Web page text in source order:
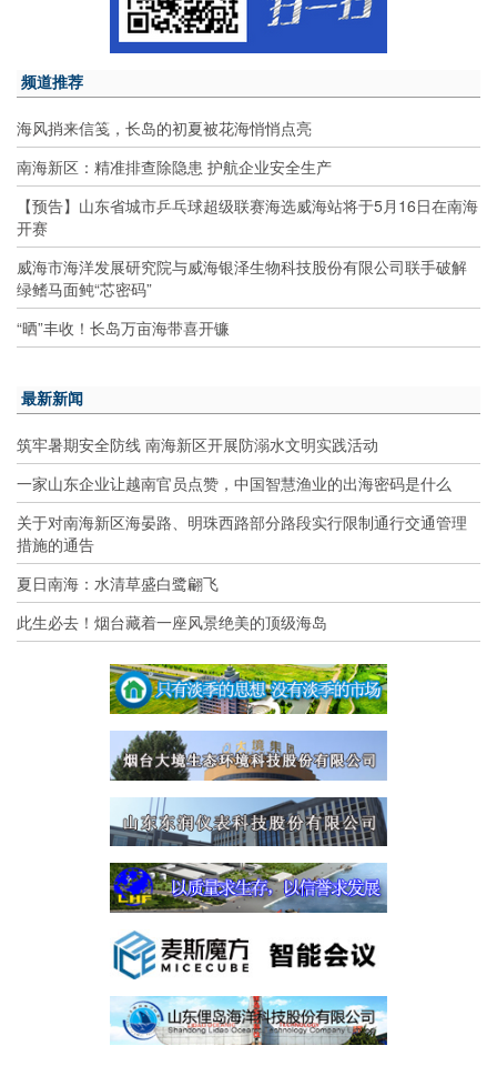
频道推荐
海风捎来信笺，长岛的初夏被花海悄悄点亮
南海新区：精准排查除隐患 护航企业安全生产
【预告】山东省城市乒乓球超级联赛海选威海站将于5月16日在南海
开赛
威海市海洋发展研究院与威海银泽生物科技股份有限公司联手破解
绿鳍马面鲀“芯密码”
“晒”丰收！长岛万亩海带喜开镰
最新新闻
筑牢暑期安全防线 南海新区开展防溺水文明实践活动
一家山东企业让越南官员点赞，中国智慧渔业的出海密码是什么
关于对南海新区海晏路、明珠西路部分路段实行限制通行交通管理
措施的通告
夏日南海：水清草盛白鹭翩飞
此生必去！烟台藏着一座风景绝美的顶级海岛